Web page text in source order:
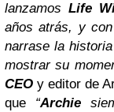
lanzamosLife
años atrás, y
narrase la
mostrar su
CEO y editor de
que “Archie